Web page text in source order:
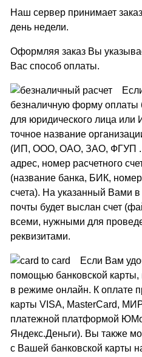
Наш сервер принимает
день недели.
Оформляя заказ Вы
Вас способ оплаты.
безналичную форму оплаты
для юридического лица
точное название
(ИП, ООО, ОАО, ЗАО, ФГУП
адрес, номер расчетного
(название банка, БИК,
счета). На указанный Вами в
почты будет выслан счет
всеми, нужными для
реквизитами.
Если Вам
помощью банковской
в режиме онлайн. К оплате
карты VISA, MasterCard,
платежной платформой
Яндекс.Деньги). Вы также
с Вашей банковской карты